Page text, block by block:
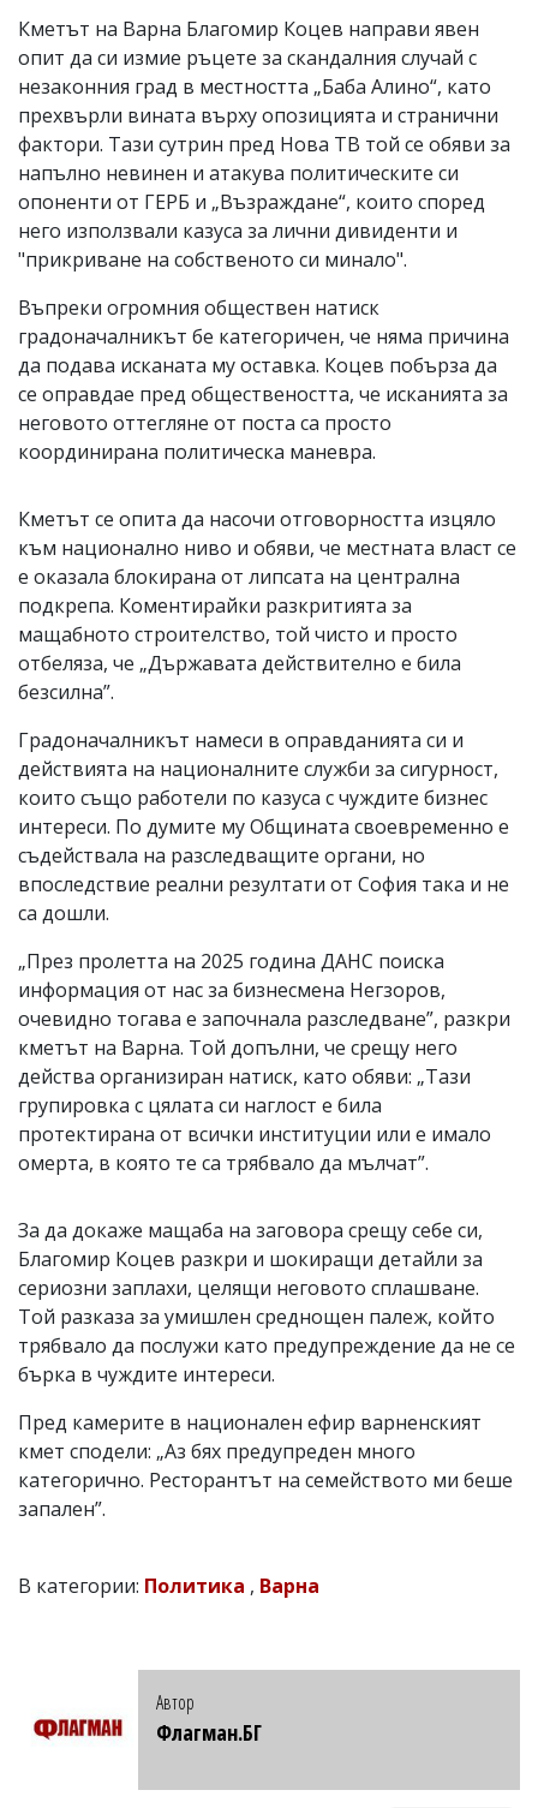
тях!
Ако
откриете
обиден
за
вас
коментар,
моля
сигнализирайте
ни!
Кметът на Варна Благомир Коцев направи явен
опит да си измие ръцете за скандалния случай с
незаконния град в местността „Баба Алино“, като
прехвърли вината върху опозицията и странични
фактори. Тази сутрин пред Нова ТВ той се обяви за
напълно невинен и атакува политическите си
опоненти от ГЕРБ и „Възраждане“, които според
него използвали казуса за лични дивиденти и
"прикриване на собственото си минало".
Въпреки огромния обществен натиск
градоначалникът бе категоричен, че няма причина
да подава исканата му оставка. Коцев побърза да
се оправдае пред обществеността, че исканията за
неговото оттегляне от поста са просто
координирана политическа маневра.
Кметът се опита да насочи отговорността изцяло
към национално ниво и обяви, че местната власт се
е оказала блокирана от липсата на централна
подкрепа. Коментирайки разкритията за
мащабното строителство, той чисто и просто
отбеляза, че „Държавата действително е била
безсилна”.
Градоначалникът намеси в оправданията си и
действията на националните служби за сигурност,
които също работели по казуса с чуждите бизнес
интереси. По думите му Общината своевременно е
съдействала на разследващите органи, но
впоследствие реални резултати от София така и не
са дошли.
„През пролетта на 2025 година ДАНС поиска
информация от нас за бизнесмена Негзоров,
очевидно тогава е започнала разследване”, разкри
кметът на Варна. Той допълни, че срещу него
действа организиран натиск, като обяви: „Тази
групировка с цялата си наглост е била
протектирана от всички институции или е имало
омерта, в която те са трябвало да мълчат”.
За да докаже мащаба на заговора срещу себе си,
Благомир Коцев разкри и шокиращи детайли за
сериозни заплахи, целящи неговото сплашване.
Той разказа за умишлен среднощен палеж, който
трябвало да послужи като предупреждение да не се
бърка в чуждите интереси.
Пред камерите в национален ефир варненският
кмет сподели: „Аз бях предупреден много
категорично. Ресторантът на семейството ми беше
запален”.
В категории: Политика , Варна
Автор
Флагман.БГ